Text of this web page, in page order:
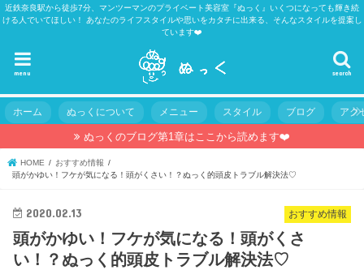
近鉄奈良駅から徒歩7分、マンツーマンのプライベート美容室『ぬっく』いくつになっても輝き続
ける人でいてほしい！ あなたのライフスタイルや思いをカタチに出来る、そんなスタイルを提案し
ています❤️
search
menu
ホーム ぬっくについて メニュー スタイル ブログ アク
ぬっくのブログ第1章はここから読めます❤️
HOME
おすすめ情報
頭がかゆい！フケが気になる！頭がくさい！？ぬっく的頭皮トラブル解決法♡
おすすめ情報
2020.02.13
頭がかゆい！フケが気になる！頭がくさ
い！？ぬっく的頭皮トラブル解決法♡